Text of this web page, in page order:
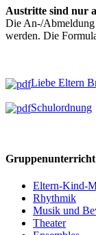
Austritte sind nur
Die An-/Abmeldung
werden. Die
Liebe Eltern
Schulordnung
Gruppenunterricht
Eltern-Kind-
Rhythmik
Musik und
Theater